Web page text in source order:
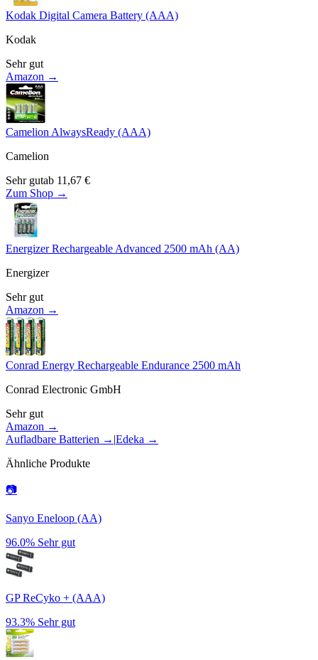
Kodak Digital Camera Battery (AAA)
Kodak
Sehr gut
Amazon →
Camelion AlwaysReady (AAA)
Camelion
Sehr gutab 11,67 €
Zum Shop →
Energizer Rechargeable Advanced 2500 mAh (AA)
Energizer
Sehr gut
Amazon →
Conrad Energy Rechargeable Endurance 2500 mAh
Conrad Electronic GmbH
Sehr gut
Amazon →
Aufladbare Batterien → |Edeka →
Ähnliche Produkte
📷
Sanyo Eneloop (AA)
96.0% Sehr gut
GP ReCyko + (AAA)
93.3% Sehr gut